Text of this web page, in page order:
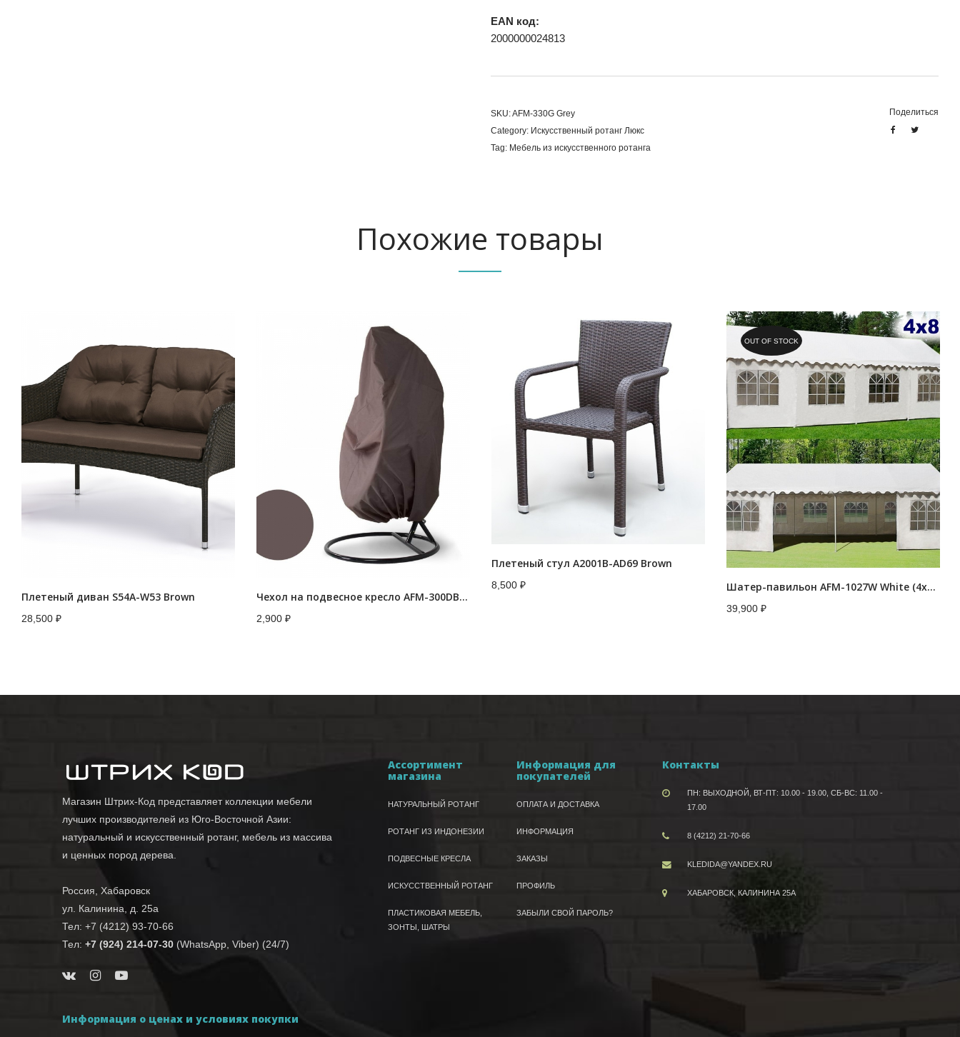
EAN код:
2000000024813
SKU:AFM-330G Grey
Category: Искусственный ротанг Люкс
Tag: Мебель из искусственного ротанга
Поделиться
Похожие товары
Плетеный диван S54A-W53 Brown
28,500 ₽
Чехол на подвесное кресло AFM-300DB Dark Brown
2,900 ₽
Плетеный стул A2001B-AD69 Brown
8,500 ₽
OUT OF STOCK
Шатер-павильон AFM-1027W White (4х8) (уп. 3 кор.)
39,900 ₽
Магазин Штрих-Код представляет коллекции мебели
лучших производителей из Юго-Восточной Азии:
натуральный и искусственный ротанг, мебель из массива
и ценных пород дерева.
Россия, Хабаровск
ул. Калинина, д. 25а
Тел: +7 (4212) 93-70-66
Тел: +7 (924) 214-07-30 (WhatsApp, Viber) (24/7)
Информация о ценах и условиях покупки
Ассортимент
магазина
НАТУРАЛЬНЫЙ РОТАНГ
РОТАНГ ИЗ ИНДОНЕЗИИ
ПОДВЕСНЫЕ КРЕСЛА
ИСКУССТВЕННЫЙ РОТАНГ
ПЛАСТИКОВАЯ МЕБЕЛЬ,
ЗОНТЫ, ШАТРЫ
Информация для
покупателей
ОПЛАТА И ДОСТАВКА
ИНФОРМАЦИЯ
ЗАКАЗЫ
ПРОФИЛЬ
ЗАБЫЛИ СВОЙ ПАРОЛЬ?
Контакты
ПН: ВЫХОДНОЙ, ВТ-ПТ: 10.00 - 19.00, СБ-ВС: 11.00 -
17.00
8 (4212) 21-70-66
KLEDIDA@YANDEX.RU
ХАБАРОВСК, КАЛИНИНА 25А